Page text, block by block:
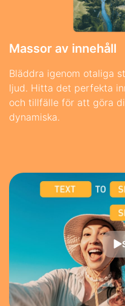
Massor av innehåll
Bläddra igenom otaliga
ljud. Hitta det perfekta
och tillfälle för att göra
dynamiska.